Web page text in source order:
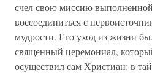
счел свою миссию
воссоединиться с
мудрости. Его уход из жизни
священный церемониал,
осуществил сам Христиан: в